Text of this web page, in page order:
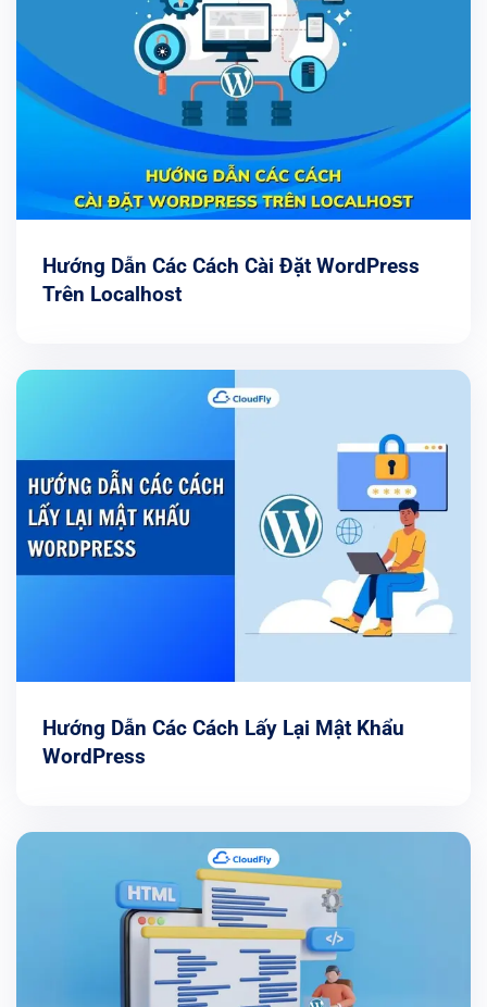
Hướng Dẫn Các Cách Cài Đặt WordPress
Trên Localhost
Hướng Dẫn Các Cách Lấy Lại Mật Khẩu
WordPress